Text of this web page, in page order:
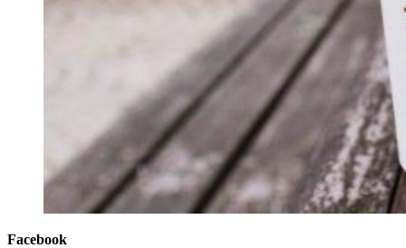
Facebook